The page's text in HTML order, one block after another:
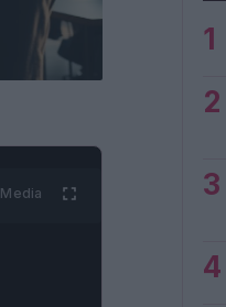
Media
1
2
3
4